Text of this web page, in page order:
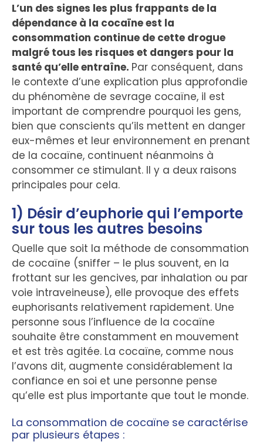
L’un des signes les plus frappants de la
dépendance à la cocaïne est la
consommation continue de cette drogue
malgré tous les risques et dangers pour la
santé qu’elle entraîne. Par conséquent, dans
le contexte d’une explication plus approfondie
du phénomène de sevrage cocaïne, il est
important de comprendre pourquoi les gens,
bien que conscients qu’ils mettent en danger
eux-mêmes et leur environnement en prenant
de la cocaïne, continuent néanmoins à
consommer ce stimulant. Il y a deux raisons
principales pour cela.
1) Désir d’euphorie qui l’emporte
sur tous les autres besoins
Quelle que soit la méthode de consommation
de cocaïne (sniffer – le plus souvent, en la
frottant sur les gencives, par inhalation ou par
voie intraveineuse), elle provoque des effets
euphorisants relativement rapidement. Une
personne sous l’influence de la cocaïne
souhaite être constamment en mouvement
et est très agitée. La cocaïne, comme nous
l’avons dit, augmente considérablement la
confiance en soi et une personne pense
qu’elle est plus importante que tout le monde.
La consommation de cocaïne se caractérise
par plusieurs étapes :